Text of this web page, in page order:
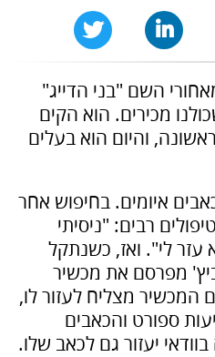
השם "בני הדייג"
מכירים. הוא הקים
והיום הוא בעלים
איומים. בחיפוש אחר
רבים: "ניסיתי
עזר לי". ואז, כשנתקל
מפרסם את מכשיר
המכשיר מצליח לעזור לו,
ספורט והכאבים
יעזור גם לכאב שלו.